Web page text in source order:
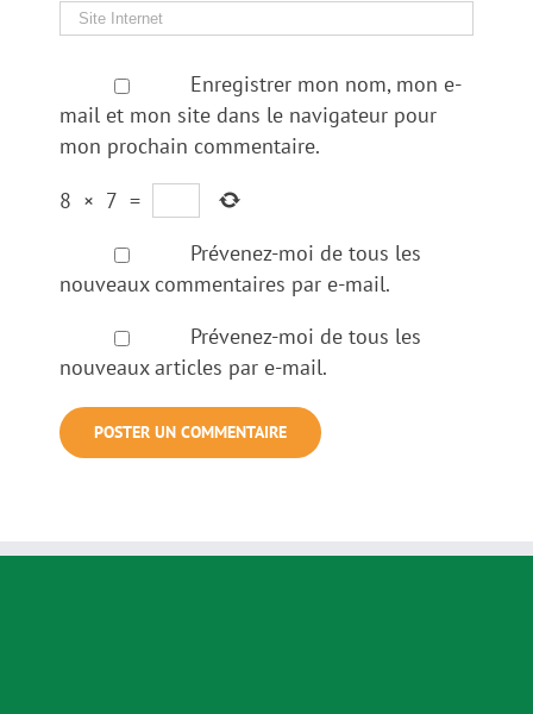
Enregistrer mon nom, mon e-
mail et mon site dans le navigateur pour
mon prochain commentaire.
8 × 7 =
Prévenez-moi de tous les
nouveaux commentaires par e-mail.
Prévenez-moi de tous les
nouveaux articles par e-mail.